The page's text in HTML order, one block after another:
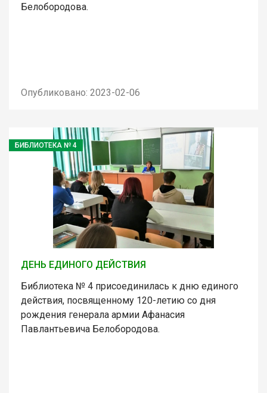
Белобородова.
Опубликовано: 2023-02-06
БИБЛИОТЕКА № 4
ДЕНЬ ЕДИНОГО ДЕЙСТВИЯ
Библиотека № 4 присоединилась к дню единого
действия, посвященному 120-летию со дня
рождения генерала армии Афанасия
Павлантьевича Белобородова.